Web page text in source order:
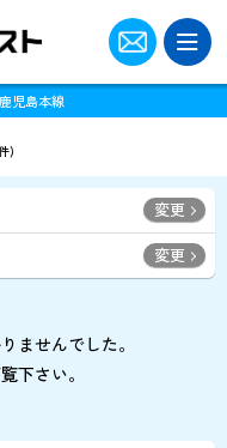
鹿児島本線
)
変更
変更
ませんでした。
下さい。